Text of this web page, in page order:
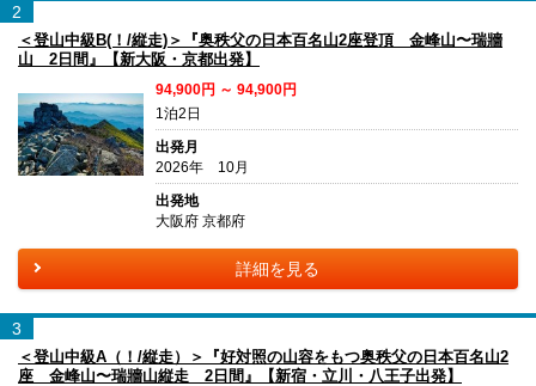
2
＜登山中級B(！/縦走)＞『奥秩父の日本百名山2座登頂 金峰山〜瑞牆
山 2日間』【新大阪・京都出発】
94,900円 ～ 94,900円
1泊2日
出発月
2026年 10月
出発地
大阪府 京都府
詳細を見る
3
＜登山中級A（！/縦走）＞『好対照の山容をもつ奥秩父の日本百名山2
座 金峰山〜瑞牆山縦走 2日間』【新宿・立川・八王子出発】